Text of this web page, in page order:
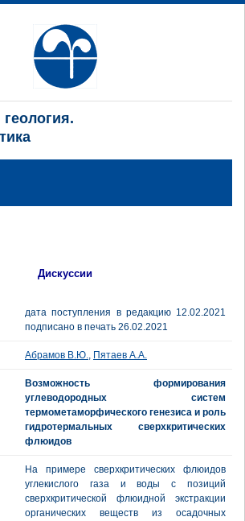
Дискуссии
дата поступления в редакцию 12.02.2021
подписано в печать 26.02.2021
Абрамов В.Ю., Пятаев А.А.
Возможность формирования
углеводородных систем
термометаморфического генезиса и роль
гидротермальных сверхкритических
флюидов
На примере сверхкритических флюидов
углекислого газа и воды с позиций
сверхкритической флюидной экстракции
органических веществ из осадочных